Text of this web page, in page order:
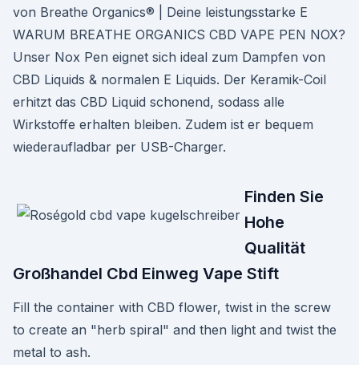
von Breathe Organics® | Deine leistungsstarke E
WARUM BREATHE ORGANICS CBD VAPE PEN NOX?
Unser Nox Pen eignet sich ideal zum Dampfen von
CBD Liquids & normalen E Liquids. Der Keramik-Coil
erhitzt das CBD Liquid schonend, sodass alle
Wirkstoffe erhalten bleiben. Zudem ist er bequem
wiederaufladbar per USB-Charger.
Finden Sie
Hohe
Qualität
Großhandel Cbd Einweg Vape Stift
Fill the container with CBD flower, twist in the screw
to create an "herb spiral" and then light and twist the
metal to ash.